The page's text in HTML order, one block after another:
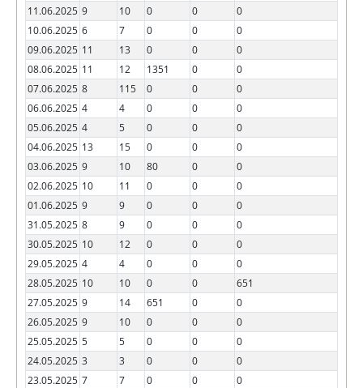
11.06.2025 9 10 0 0
0
10.06.2025 6 7 0 0
0
09.06.2025 11 13 0 0
0
08.06.2025 11 12 1351 0
0
07.06.2025 8 115 0 0
0
06.06.2025 4 4 0 0
0
05.06.2025 4 5 0 0
0
04.06.2025 13 15 0 0
0
03.06.2025 9 10 80 0
0
02.06.2025 10 11 0 0
0
01.06.2025 9 9 0 0
0
31.05.2025 8 9 0 0
0
30.05.2025 10 12 0 0
0
29.05.2025 4 4 0 0
0
28.05.2025 10 10 0 0
651
27.05.2025 9 14 651 0
0
26.05.2025 9 10 0 0
0
25.05.2025 5 5 0 0
0
24.05.2025 3 3 0 0
0
23.05.2025 7 7 0 0
0